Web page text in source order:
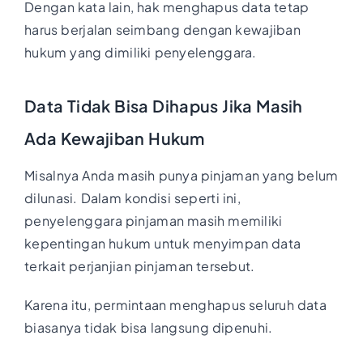
Dengan kata lain, hak menghapus data tetap
harus berjalan seimbang dengan kewajiban
hukum yang dimiliki penyelenggara.
Data Tidak Bisa Dihapus Jika Masih
Ada Kewajiban Hukum
Misalnya Anda masih punya pinjaman yang belum
dilunasi. Dalam kondisi seperti ini,
penyelenggara pinjaman masih memiliki
kepentingan hukum untuk menyimpan data
terkait perjanjian pinjaman tersebut.
Karena itu, permintaan menghapus seluruh data
biasanya tidak bisa langsung dipenuhi.